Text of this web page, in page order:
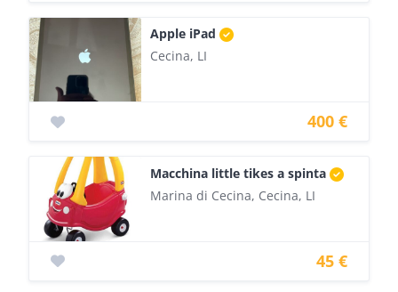
Apple iPad
Cecina, LI
400 €
Macchina little tikes a spinta
Marina di Cecina, Cecina, LI
45 €